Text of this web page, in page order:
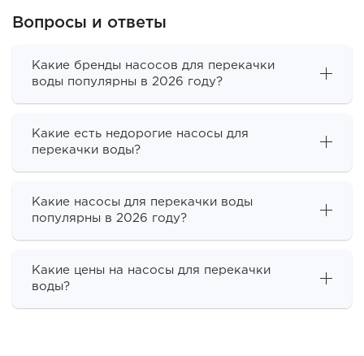
Вопросы и ответы
Какие бренды насосов для перекачки
воды популярны в 2026 году?
Какие есть недорогие насосы для
перекачки воды?
Какие насосы для перекачки воды
популярны в 2026 году?
Какие цены на насосы для перекачки
воды?